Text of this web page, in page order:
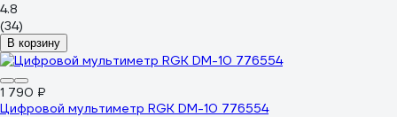
4.8
(34)
В корзину
1 790 ₽
Цифровой мультиметр RGK DM-10 776554